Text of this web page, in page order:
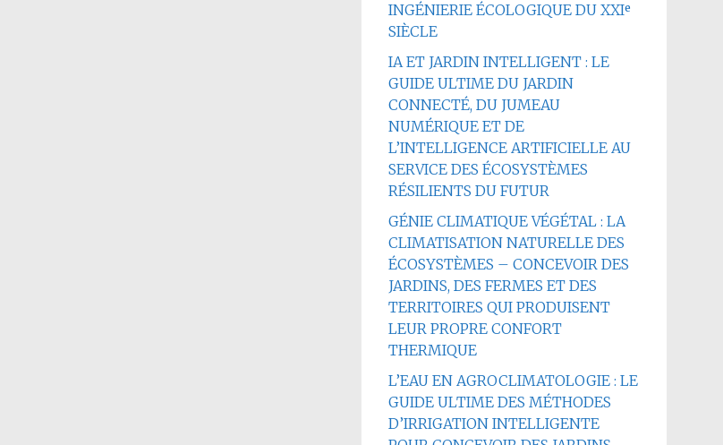
INGÉNIERIE ÉCOLOGIQUE DU XXIᵉ
SIÈCLE
IA ET JARDIN INTELLIGENT : LE
GUIDE ULTIME DU JARDIN
CONNECTÉ, DU JUMEAU
NUMÉRIQUE ET DE
L’INTELLIGENCE ARTIFICIELLE AU
SERVICE DES ÉCOSYSTÈMES
RÉSILIENTS DU FUTUR
GÉNIE CLIMATIQUE VÉGÉTAL : LA
CLIMATISATION NATURELLE DES
ÉCOSYSTÈMES – CONCEVOIR DES
JARDINS, DES FERMES ET DES
TERRITOIRES QUI PRODUISENT
LEUR PROPRE CONFORT
THERMIQUE
L’EAU EN AGROCLIMATOLOGIE : LE
GUIDE ULTIME DES MÉTHODES
D’IRRIGATION INTELLIGENTE